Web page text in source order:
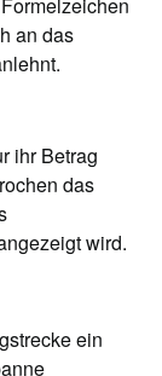
an das
ihr Betrag
das
wird.
ein